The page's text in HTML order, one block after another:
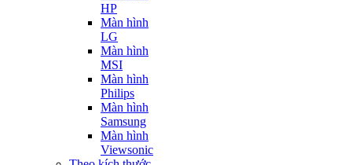
HP
Màn hình
LG
Màn hình
MSI
Màn hình
Philips
Màn hình
Samsung
Màn hình
Viewsonic